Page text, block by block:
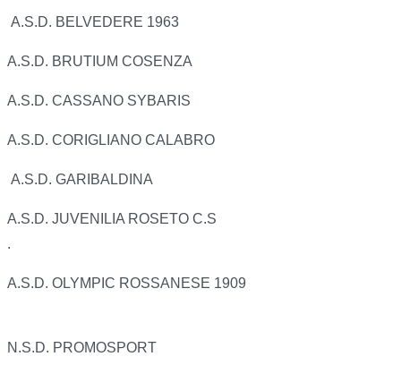
A.S.D. BELVEDERE 1963
A.S.D. BRUTIUM COSENZA
A.S.D. CASSANO SYBARIS
A.S.D. CORIGLIANO CALABRO
A.S.D. GARIBALDINA
A.S.D. JUVENILIA ROSETO C.S
.
A.S.D. OLYMPIC ROSSANESE 1909
N.S.D. PROMOSPORT